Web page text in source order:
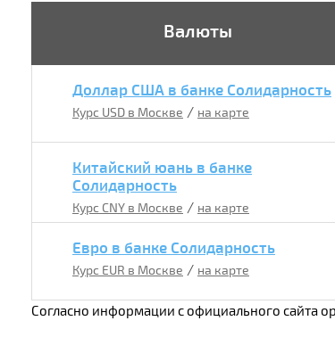
Валюты
Доллар США в банке Солидарность
Курс USD в Москве / на карте
Китайский юань в банке
Солидарность
Курс CNY в Москве / на карте
Евро в банке Солидарность
Курс EUR в Москве / на карте
Согласно информации с официального сайта